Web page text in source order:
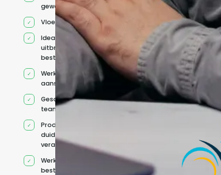
geworven profiel
Vloeiend Engels
Ideaal voor het
uitbreiden van
bestaande capaciteit
Werkt onder jouw
aansturing
Geschikt voor hybride
teams
Productcontext en
duidelijke
verantwoordelijkheden
Werkt binnen jouw
bestaande